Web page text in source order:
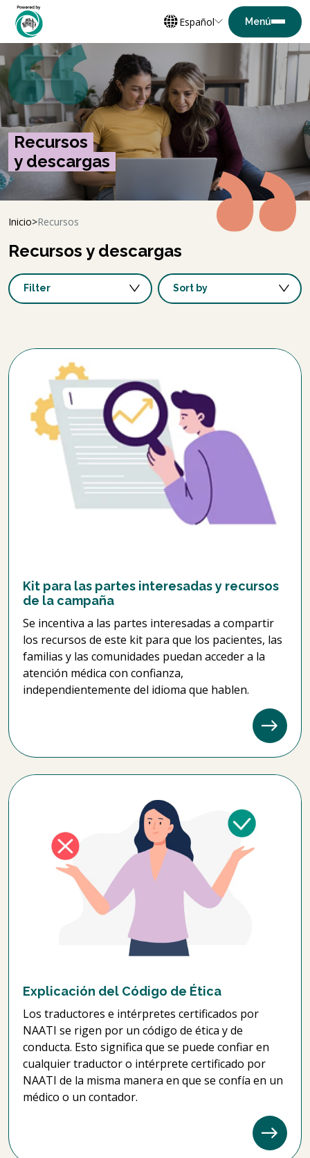
Español
Recursos
y descargas
Inicio Recursos
Recursos y descargas
Filter Sort by
Kit para las partes interesadas y recursos
de la campaña
Se incentiva a las partes interesadas a compartir
los recursos de este kit para que los pacientes, las
familias y las comunidades puedan acceder a la
atención médica con confianza,
independientemente del idioma que hablen.
Explicación del Código de Ética
Los traductores e intérpretes certificados por
NAATI se rigen por un código de ética y de
conducta. Esto significa que se puede confiar en
cualquier traductor o intérprete certificado por
NAATI de la misma manera en que se confía en un
médico o un contador.